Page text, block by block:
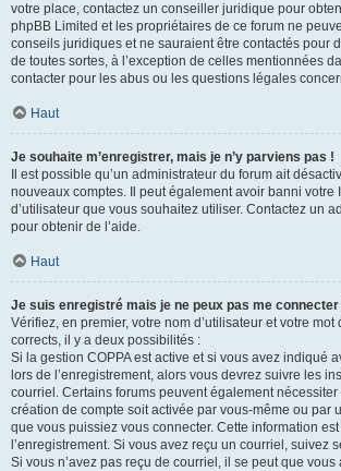
votre place, contactez un conseiller juridique pour
phpBB Limited et les propriétaires de ce forum ne
conseils juridiques et ne sauraient être contactés pour
de toutes sortes, à l’exception de celles mentionnées
contacter pour les abus ou les questions légales
Haut
Je souhaite m’enregistrer, mais je n’y parviens pas !
Il est possible qu’un administrateur du forum ait
nouveaux comptes. Il peut également avoir banni votre
d’utilisateur que vous souhaitez utiliser. Contactez un
pour obtenir de l’aide.
Haut
Je suis enregistré mais je ne peux pas me connecter
Vérifiez, en premier, votre nom d’utilisateur et votre mot
corrects, il y a deux possibilités :
Si la gestion COPPA est active et si vous avez indiqué
lors de l’enregistrement, alors vous devrez suivre les
courriel. Certains forums peuvent également
création de compte soit activée par vous-même ou par
que vous puissiez vous connecter. Cette information
l’enregistrement. Si vous avez reçu un courriel, suivez
Si vous n’avez pas reçu de courriel, il se peut que vous